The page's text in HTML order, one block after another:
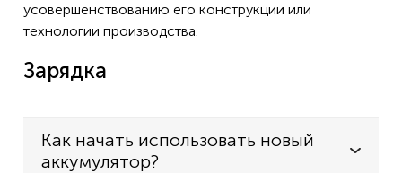
усовершенствованию его конструкции или
технологии производства.
Зарядка
Как начать использовать новый
аккумулятор?